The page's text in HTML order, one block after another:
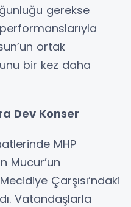
gerekse
ortak
bir kez daha
Dev Konser
MHP
Mucur’un
Çarşısı’ndaki
Vatandaşlarla